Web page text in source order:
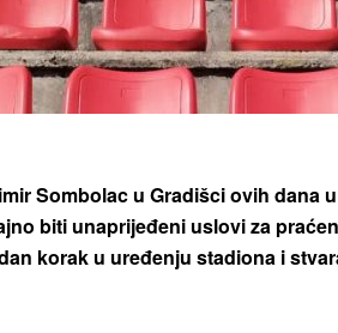
Sombolac u Gradišci ovih dana
biti unaprijeđeni uslovi za
korak u uređenju stadiona i